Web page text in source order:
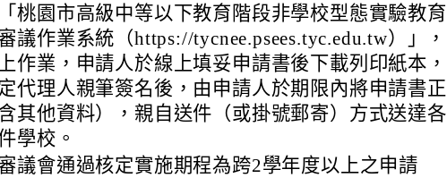
桃園市高級中等以下教育階段非學校型態實驗教育
議作業系統（https://tycnee.psees.tyc.edu.tw）」，
作業，申請人於線上填妥申請書後下載列印紙本，
代理人親筆簽名後，由申請人於期限內將申請書正
其他資料），親自送件（或掛號郵寄）方式送達各
學校。
議會通過核定實施期程為跨2學年度以上之申請